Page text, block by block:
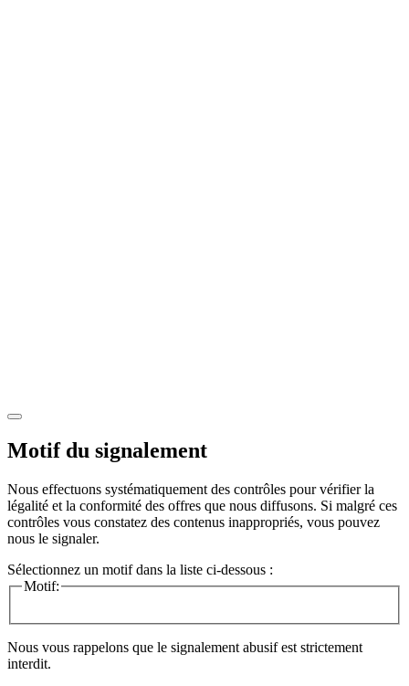
Motif du signalement
Nous effectuons systématiquement des contrôles pour vérifier la
légalité et la conformité des offres que nous diffusons. Si malgré ces
contrôles vous constatez des contenus inappropriés, vous pouvez
nous le signaler.
Sélectionnez un motif dans la liste ci-dessous :
Motif:
Nous vous rappelons que le signalement abusif est strictement
interdit.